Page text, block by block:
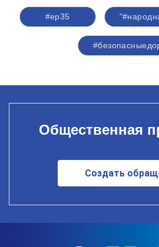
#ер35
Общественная
Создать